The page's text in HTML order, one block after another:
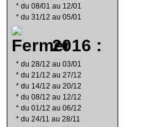
* du 08/01 au 12/01
* du 31/12 au 05/01
2016 :
* du 28/12 au 03/01
* du 21/12 au 27/12
* du 14/12 au 20/12
* du 08/12 au 12/12
* du 01/12 au 06/12
* du 24/11 au 28/11